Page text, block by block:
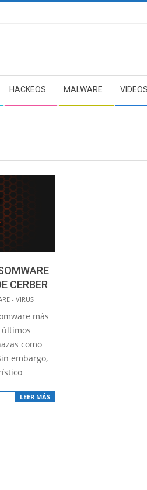
HACKEOS MALWARE
CERBER
- VIRUS
más
últimos
como
embargo,
LEER MÁS